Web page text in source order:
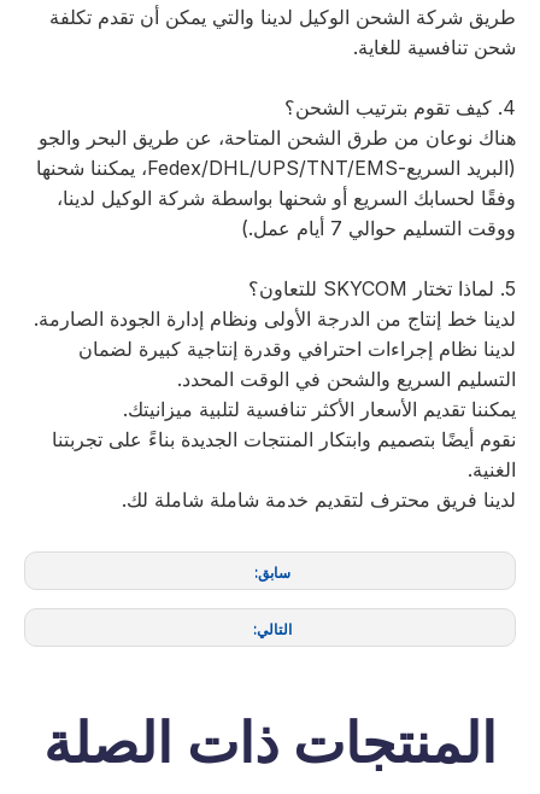
طريق شركة الشحن الوكيل لدينا والتي يمكن أن تقدم تكلفة
شحن تنافسية للغاية.
4. كيف تقوم بترتيب الشحن؟
هناك نوعان من طرق الشحن المتاحة، عن طريق البحر والجو
(البريد السريع-Fedex/DHL/UPS/TNT/EMS، يمكننا شحنها
وفقًا لحسابك السريع أو شحنها بواسطة شركة الوكيل لدينا،
ووقت التسليم حوالي 7 أيام عمل.)
5. لماذا تختار SKYCOM للتعاون؟
لدينا خط إنتاج من الدرجة الأولى ونظام إدارة الجودة الصارمة.
لدينا نظام إجراءات احترافي وقدرة إنتاجية كبيرة لضمان
التسليم السريع والشحن في الوقت المحدد.
يمكننا تقديم الأسعار الأكثر تنافسية لتلبية ميزانيتك.
نقوم أيضًا بتصميم وابتكار المنتجات الجديدة بناءً على تجربتنا
الغنية.
لدينا فريق محترف لتقديم خدمة شاملة شاملة لك.
سابق:
التالي:
المنتجات ذات الصلة